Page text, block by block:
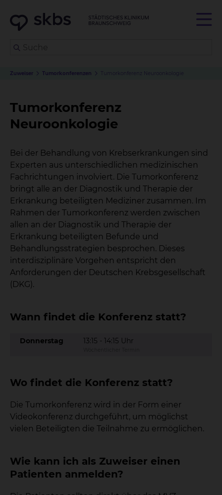
Zuweiser Tumorkonferenzen Tumorkonferenz Neuroonkologie
Tumorkonferenz
Neuroonkologie
Bei der Behandlung von Krebserkrankungen sind
Experten aus unterschiedlichen medizinischen
Fachrichtungen involviert. Die Tumorkonferenz
bringt alle an der Diagnostik und Therapie der
Erkrankung beteiligten Mediziner zusammen. Im
Rahmen der Tumorkonferenz werden zwischen
allen an der Diagnostik und Therapie der
Erkrankung beteiligten Befunde und
Behandlungsstrategien besprochen. Dieses
interdisziplinäre Vorgehen entspricht den
Anforderungen der Deutschen Krebsgesellschaft
(DKG).
Wann findet die Konferenz statt?
Donnerstag 13:15 - 14:15 Uhr
Wo findet die Konferenz statt?
Die Tumorkonferenz wird in der Form einer
Videokonferenz durchgeführt, um möglichst
vielen Beteiligten die Teilnahme zu ermöglichen.
Wie kann ich als Zuweiser einen
Patienten anmelden?